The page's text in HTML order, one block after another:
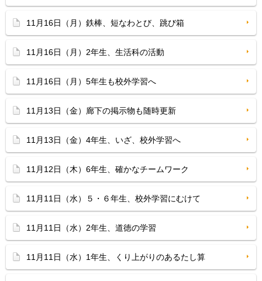
11月16日（月）鉄棒、短なわとび、跳び箱
11月16日（月）2年生、生活科の活動
11月16日（月）5年生も校外学習へ
11月13日（金）廊下の掲示物も随時更新
11月13日（金）4年生、いざ、校外学習へ
11月12日（木）6年生、確かなチームワーク
11月11日（水）５・６年生、校外学習にむけて
11月11日（水）2年生、道徳の学習
11月11日（水）1年生、くり上がりのあるたし算